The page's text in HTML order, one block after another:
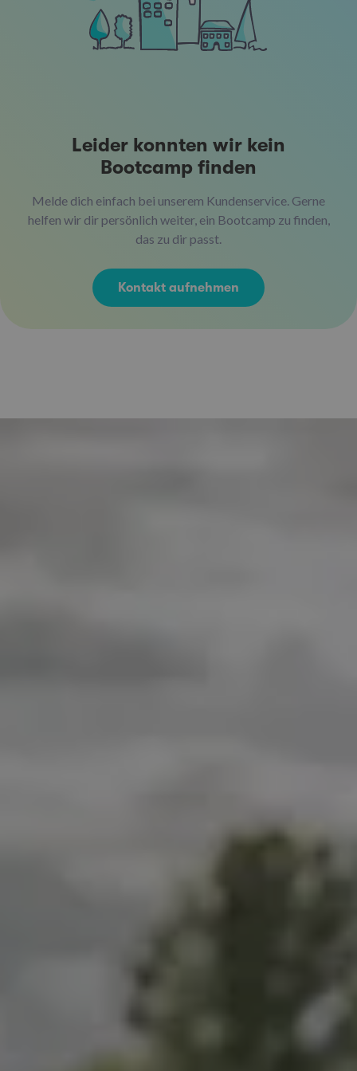
Leider konnten wir kein
Bootcamp finden
Melde dich einfach bei unserem Kundenservice. Gerne
helfen wir dir persönlich weiter, ein Bootcamp zu finden,
das zu dir passt.
Kontakt aufnehmen